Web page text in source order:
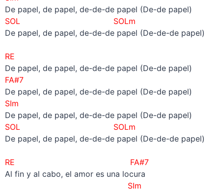
De papel, de papel, de-de-de papel (De-de papel)
SOL SOLm
De papel, de papel, de-de-de papel (De-de-de papel)
RE
De papel, de papel, de-de-de papel (De-de papel)
FA#7
De papel, de papel, de-de-de papel (De-de papel)
SIm
De papel, de papel, de-de-de papel (De-de papel)
SOL SOLm
De papel, de papel, de-de-de papel (De-de-de papel)
RE FA#7
Al fin y al cabo, el amor es una locura
SIm